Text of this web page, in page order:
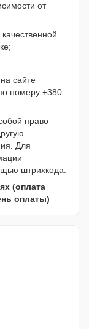
от
сайте
номеру +380
право
Для
штрихкода.
(оплата
оплаты)